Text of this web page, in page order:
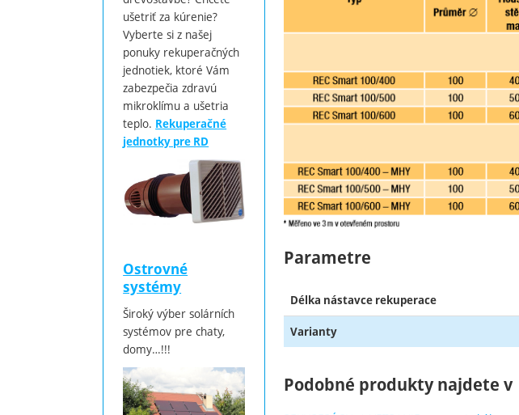
Parametre
Délka nástavce rekuperace
Varianty
Podobné produkty najdete v
ušetriť za kúrenie?
Vyberte si z našej
ponuky rekuperačných
jednotiek, ktoré Vám
zabezpečia zdravú
mikroklímu a ušetria
teplo. Rekuperačné
jednotky pre RD
Ostrovné
systémy
Široký výber solárních
systémov pre chaty,
domy…!!!